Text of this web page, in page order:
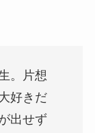
。片想
好きだ
出せず